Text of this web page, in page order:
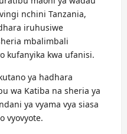
nchini Tanzania,
iruhusiwe
mbalimbali
kufanyika kwa ufanisi.
ya hadhara
wa Katiba na sheria ya
ya vyama vya siasa
vyovyote.